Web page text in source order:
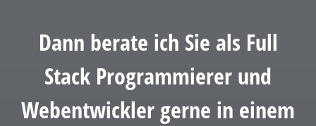
Dann berate ich Sie als Full
Stack Programmierer und
Webentwickler gerne in einem